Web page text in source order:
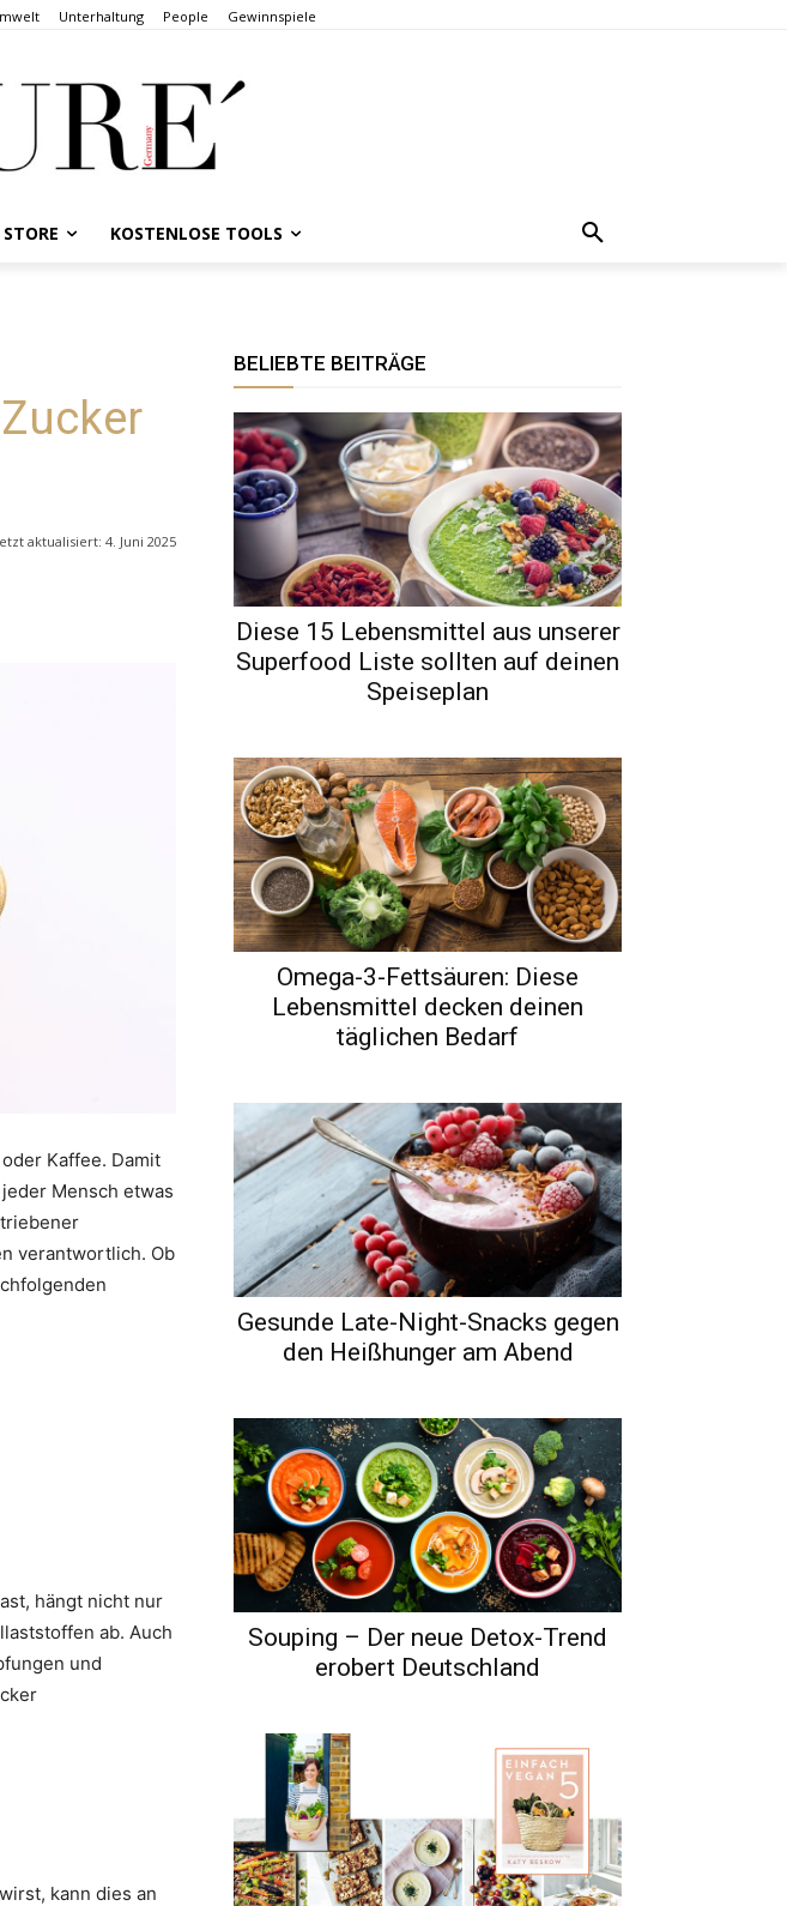
Unterhaltung People Gewinnspiele
STORE KOSTENLOSE TOOLS
aktualisiert: 4. Juni 2025
Kaffee. Damit
Mensch etwas
verantwortlich. Ob
hängt nicht nur
ab. Auch
und
kann dies an
BELIEBTE BEITRÄGE
Diese 15 Lebensmittel aus unserer
Superfood Liste sollten auf deinen
Speiseplan
Omega-3-Fettsäuren: Diese
Lebensmittel decken deinen
täglichen Bedarf
Gesunde Late-Night-Snacks gegen
den Heißhunger am Abend
Souping – Der neue Detox-Trend
erobert Deutschland